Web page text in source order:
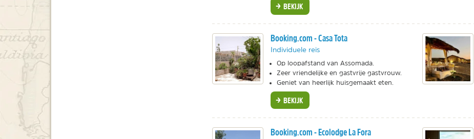
BEKIJK
Booking.com - Casa Tota
Individuele reis
Op loopafstand van Assomada.
Zeer vriendelijke en gastvrije gastvrouw.
Geniet van heerlijk huisgemaakt eten.
BEKIJK
Booking.com - Ecolodge La Fora